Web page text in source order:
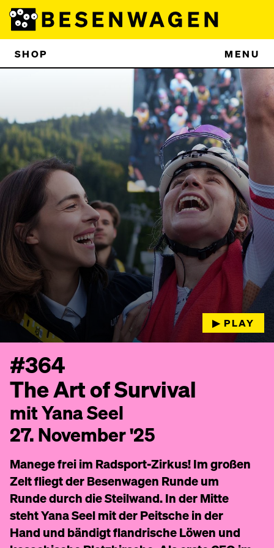
SHOP MENU
▶︎ PLAY
#364
The Art of Survival
mit Yana Seel
27. November '25
Manege frei im Radsport-Zirkus! Im großen
Zelt fliegt der Besenwagen Runde um
Runde durch die Steilwand. In der Mitte
steht Yana Seel mit der Peitsche in der
Hand und bändigt flandrische Löwen und